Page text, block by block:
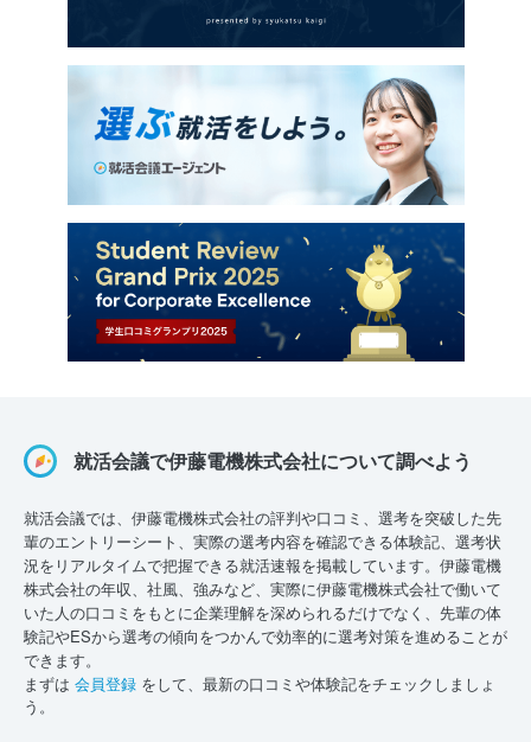
就活会議で伊藤電機株式会社について調べよう
就活会議では、伊藤電機株式会社の評判や口コミ、選考を突破した先
輩のエントリーシート、実際の選考内容を確認できる体験記、選考状
況をリアルタイムで把握できる就活速報を掲載しています。伊藤電機
株式会社の年収、社風、強みなど、実際に伊藤電機株式会社で働いて
いた人の口コミをもとに企業理解を深められるだけでなく、先輩の体
験記やESから選考の傾向をつかんで効率的に選考対策を進めることが
できます。
まずは 会員登録 をして、最新の口コミや体験記をチェックしましょ
う。